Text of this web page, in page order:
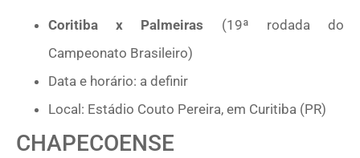
Coritiba x Palmeiras (19ª rodada do
Campeonato Brasileiro)
Data e horário: a definir
Local: Estádio Couto Pereira, em Curitiba (PR)
CHAPECOENSE